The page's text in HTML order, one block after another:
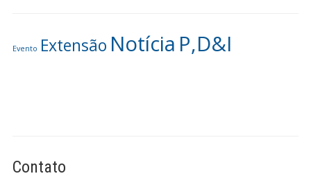
Evento Extensão Notícia P,D&I
Contato